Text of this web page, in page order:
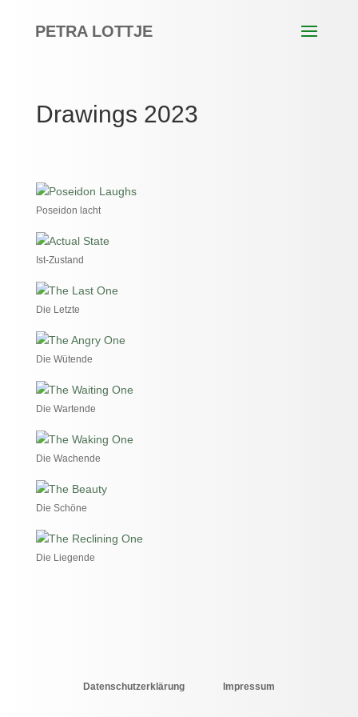
PETRA LOTTJE
Drawings 2023
Poseidon lacht
Ist-Zustand
Die Letzte
Die Wütende
Die Wartende
Die Wachende
Die Schöne
Die Liegende
Datenschutzerklärung Impressum